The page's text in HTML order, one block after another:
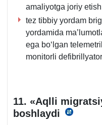
amaliyotga joriy
tez tibbiy yordam
yordamida
ega boʻlgan
monitorli
11. «Aqlli
boshlaydi